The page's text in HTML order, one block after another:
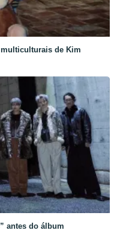
de Kim
antes do álbum